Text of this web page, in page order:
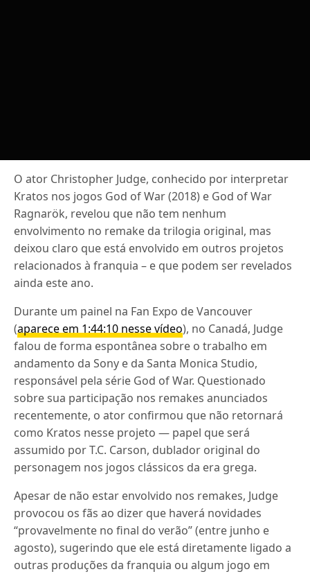
O ator Christopher Judge, conhecido por interpretar
Kratos nos jogos God of War (2018) e God of War
Ragnarök, revelou que não tem nenhum
envolvimento no remake da trilogia original, mas
deixou claro que está envolvido em outros projetos
relacionados à franquia – e que podem ser revelados
ainda este ano.
Durante um painel na Fan Expo de Vancouver
(aparece em 1:44:10 nesse vídeo), no Canadá, Judge
falou de forma espontânea sobre o trabalho em
andamento da Sony e da Santa Monica Studio,
responsável pela série God of War. Questionado
sobre sua participação nos remakes anunciados
recentemente, o ator confirmou que não retornará
como Kratos nesse projeto — papel que será
assumido por T.C. Carson, dublador original do
personagem nos jogos clássicos da era grega.
Apesar de não estar envolvido nos remakes, Judge
provocou os fãs ao dizer que haverá novidades
“provavelmente no final do verão” (entre junho e
agosto), sugerindo que ele está diretamente ligado a
outras produções da franquia ou algum jogo em